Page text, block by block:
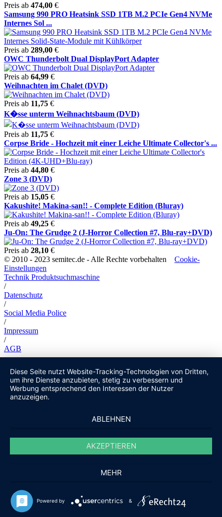
Preis ab 474,00 €
Samsung 990 PRO Heatsink SSD 1TB M.2 PCIe Gen4 NVMe
Internes Sol ...
Preis ab 289,00 €
OWC Thunderbolt Dual DisplayPort Adapter
Preis ab 64,99 €
Weihnachten im Chalet (DVD)
Preis ab 11,75 €
K�sse unterm Weihnachtsbaum (DVD)
Preis ab 11,75 €
Corpse Bride - Hochzeit mit einer Leiche Ultimate Collector's ...
Preis ab 44,80 €
Zone 3 (DVD)
Preis ab 15,05 €
Kakushite! Makina-san!! - Complete Edition (Bluray)
Preis ab 49,25 €
Ju-On: The Grudge 2 (J-Horror Collection #7, Blu-ray+DVD)
Preis ab 28,10 €
© 2010 - 2023 semitec.de - Alle Rechte vorbehalten Cookie-
Einstellungen
Technik Produktsuchmaschine
/
Datenschutz
/
Social Media Police
/
Impressum
/
AGB
Diese Seite nutzt Website-Tracking-Technologien von Dritten,
um ihre Dienste anzubieten, stetig zu verbessern und
Werbung entsprechend den Interessen der Nutzer
anzuzeigen.
ABLEHNEN
AKZEPTIEREN
MEHR
Powered by &